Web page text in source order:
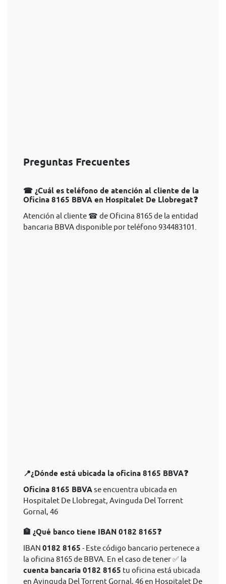
Preguntas Frecuentes
☎ ¿Cuál es teléfono de atención al cliente de la
Oficina 8165 BBVA en Hospitalet De Llobregat❓
Atención al cliente ☎ de Oficina 8165 de la entidad
bancaria BBVA disponible por teléfono 934483101.
📍¿Dónde está ubicada la oficina 8165 BBVA❓
Oficina 8165 BBVAse encuentra ubicada en
Hospitalet De Llobregat, Avinguda Del Torrent
Gornal, 46
🏦 ¿Qué banco tiene IBAN 0182 8165❓
IBAN 0182 8165 - Este código bancario pertenece a
la oficina 8165 de BBVA. En el caso de tener ✅ la
cuenta bancaria 0182 8165 tu oficina está ubicada
en Avinguda Del Torrent Gornal, 46 en Hospitalet De